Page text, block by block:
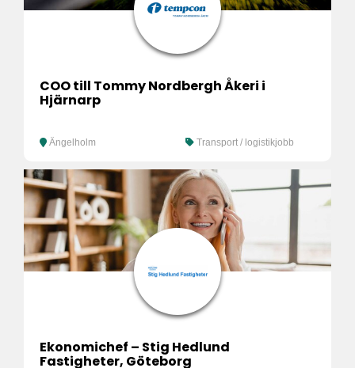
COO till Tommy Nordbergh Åkeri i
Hjärnarp
Ängelholm Transport / logistikjobb
Ekonomichef – Stig Hedlund
Fastigheter, Göteborg